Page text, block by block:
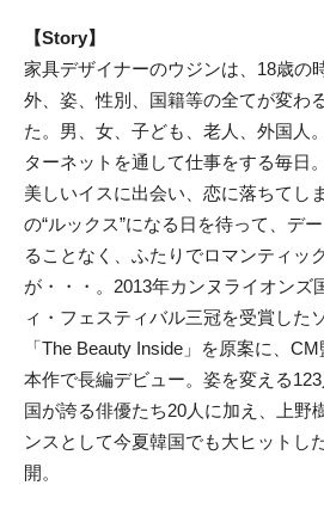
【Story】
家具デザイナーのウジンは、18歳の
外、姿、性別、国籍等の全てが変わ
た。男、女、子ども、老人、外国人
ターネットを通して仕事をする毎日
美しいイスに出会い、恋に落ちてし
の“ルックス”になる日を待って、デ
ることなく、ふたりでロマンティッ
が・・・。2013年カンヌライオンズ
ィ・フェスティバル三冠を受賞した
「The Beauty Inside」を原案に、
本作で長編デビュー。姿を変える
国が誇る俳優たち20人に加え、上野
ンスとして今夏韓国でも大ヒットし
開。